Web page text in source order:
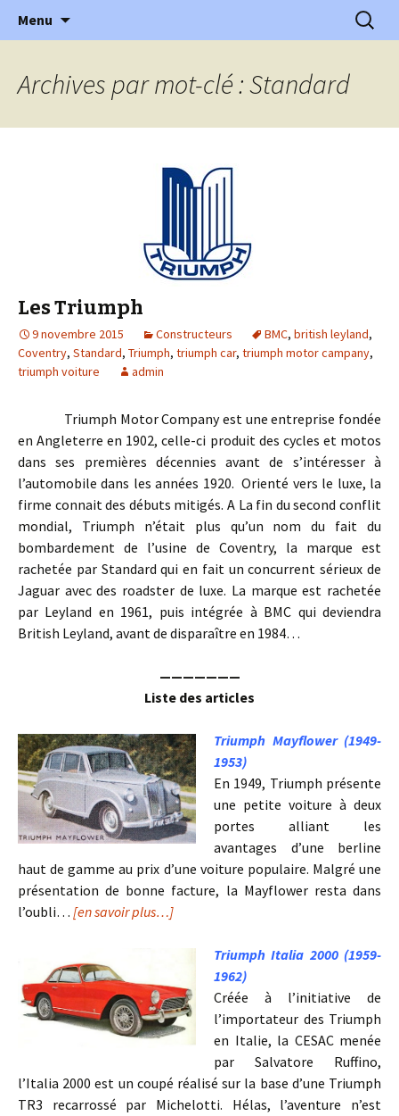
l'Automobile Ancienne
l'automobile ancienne : articles, historiques
…
Menu
Archives par mot-clé : Standard
Les Triumph
9 novembre 2015 Constructeurs BMC, british leyland,
Coventry, Standard, Triumph, triumph car, triumph motor campany,
triumph voiture
admin
Triumph Motor Company est une entreprise fondée
en Angleterre en 1902, celle-ci produit des cycles et motos
dans ses premières décennies avant de s’intéresser à
l’automobile dans les années 1920. Orienté vers le luxe, la
firme connait des débuts mitigés. A La fin du second conflit
mondial, Triumph n’était plus qu’un nom du fait du
bombardement de l’usine de Coventry, la marque est
rachetée par Standard qui en fait un concurrent sérieux de
Jaguar avec des roadster de luxe. La marque est rachetée
par Leyland en 1961, puis intégrée à BMC qui deviendra
British Leyland, avant de disparaître en 1984…
———————
Liste des articles
Triumph Mayflower (1949-
1953)
En 1949, Triumph présente
une petite voiture à deux
portes alliant les
avantages d’une berline
haut de gamme au prix d’une voiture populaire. Malgré une
présentation de bonne facture, la Mayflower resta dans
l’oubli… [en savoir plus…]
Triumph Italia 2000 (1959-
1962)
Créée à l’initiative de
l’importateur des Triumph
en Italie, la CESAC menée
par Salvatore Ruffino,
l’Italia 2000 est un coupé réalisé sur la base d’une Triumph
TR3 recarrossé par Michelotti. Hélas, l’aventure n’est